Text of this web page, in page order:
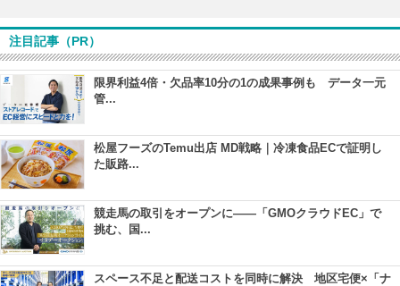
注目記事（PR）
限界利益4倍・欠品率10分の1の成果事例も データ一元
管...
松屋フーズのTemu出店 MD戦略｜冷凍食品ECで証明し
た販路...
競走馬の取引をオープンに――「GMOクラウドEC」で
挑む、国...
スペース不足と配送コストを同時に解決 地区宅便×「ナ